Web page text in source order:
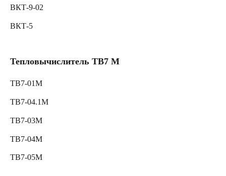
ВКТ-9-02
ВКТ-5
Тепловычислитель ТВ7 М
ТВ7-01M
ТВ7-04.1M
ТВ7-03M
ТВ7-04M
ТВ7-05M